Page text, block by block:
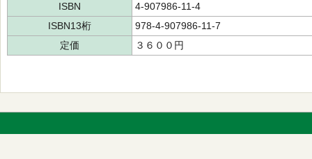
ISBN
4-907986-11-4
ISBN13桁
978-4-907986-11-7
定価
３６００円